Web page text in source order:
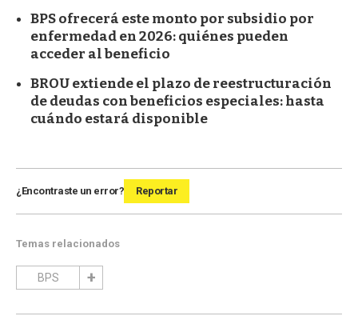
BPS ofrecerá este monto por subsidio por
enfermedad en 2026: quiénes pueden
acceder al beneficio
BROU extiende el plazo de reestructuración
de deudas con beneficios especiales: hasta
cuándo estará disponible
¿Encontraste un error? Reportar
Temas relacionados
BPS